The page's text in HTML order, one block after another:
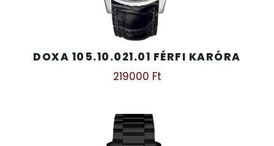
DOXA 105.10.021.01 FÉRFI KARÓRA
219000 Ft